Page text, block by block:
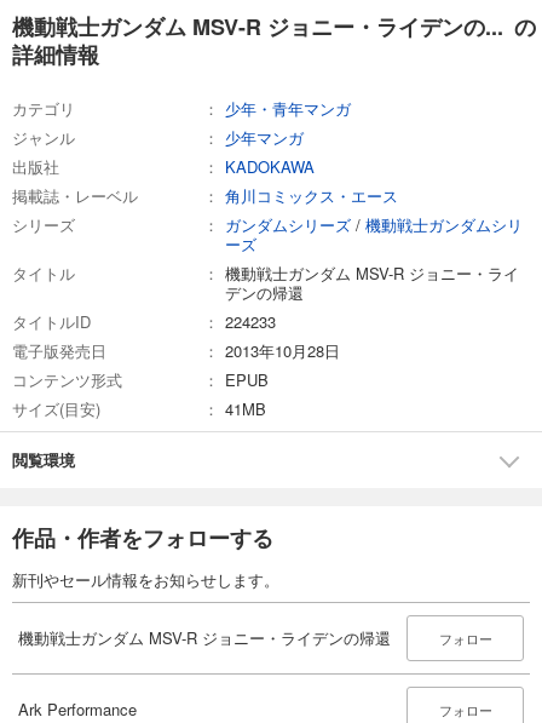
試し読み
あらすじを表示する
機動戦士ガンダム MSV-R ジョニー・ライデンの帰還(26)
あらすじを表示する
機動戦士ガンダム MSV-R ジョニー・ライデンの... の
詳細情報
カテゴリ
少年・青年マンガ
ジャンル
少年マンガ
出版社
KADOKAWA
掲載誌・レーベル
角川コミックス・エース
シリーズ
ガンダムシリーズ / 機動戦士ガンダムシリ
ーズ
タイトル
機動戦士ガンダム MSV-R ジョニー・ライ
デンの帰還
タイトルID
224233
電子版発売日
2013年10月28日
コンテンツ形式
EPUB
サイズ(目安)
41MB
閲覧環境
作品・作者をフォローする
新刊やセール情報をお知らせします。
機動戦士ガンダム MSV-R ジョニー・ライデンの帰還 フォロー
Ark Performance フォロー